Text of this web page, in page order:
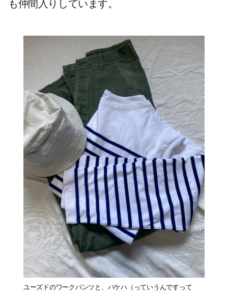
も仲間入りしています。
ユーズドのワークパンツと、バケハ（っていうんですって